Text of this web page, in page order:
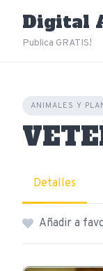
content
Digital
Publica GRATIS!
ANIMALES Y
Detalles
Añadir a